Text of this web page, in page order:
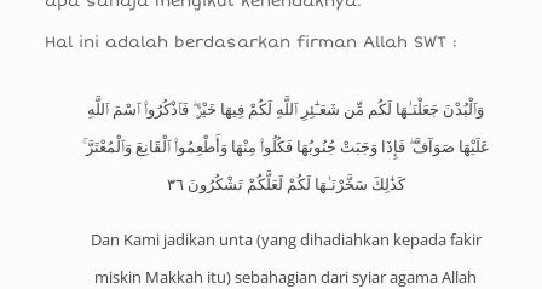
Hal ini adalah berdasarkan firman Allah SWT :
وَٱلْبُدْنَ جَعَلْنَـٰهَا لَكُم مِّن شَعَـٰٓئِرِ ٱللَّهِ لَكُمْ فِيهَا خَيْرٌۭ ۖ فَٱذْكُرُوا۟ ٱسْمَ ٱللَّهِ
عَلَيْهَا صَوَآفَّ ۖ فَإِذَا وَجَبَتْ جُنُوبُهَا فَكُلُوا۟ مِنْهَا وَأَطْعِمُوا۟ ٱلْقَانِعَ وَٱلْمُعْتَرَّ ۚ
كَذَٰلِكَ سَخَّرْنَـٰهَا لَكُمْ لَعَلَّكُمْ تَشْكُرُونَ ٣٦
Dan Kami jadikan unta (yang dihadiahkan kepada fakir
miskin Makkah itu) sebahagian dari syiar agama Allah